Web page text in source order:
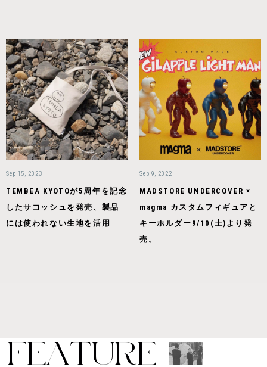
Sep 15, 2023
TEMBEA KYOTOが5周年を記念
したサコッシュを発売、製品
には使われない生地を活用
Sep 9, 2022
MADSTORE UNDERCOVER ×
magma カスタムフィギュアと
キーホルダー9/10(土)より発
売。
FEATURE